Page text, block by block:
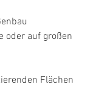
oder auf großen
Flächen